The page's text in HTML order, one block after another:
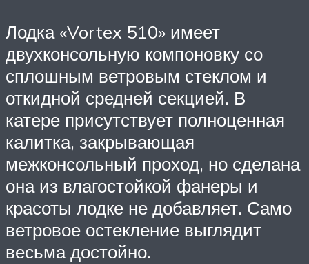
Лодка «Vortex 510» имеет
двухконсольную компоновку со
сплошным ветровым стеклом и
откидной средней секцией. В
катере присутствует полноценная
калитка, закрывающая
межконсольный проход, но сделана
она из влагостойкой фанеры и
красоты лодке не добавляет. Само
ветровое остекление выглядит
весьма достойно.